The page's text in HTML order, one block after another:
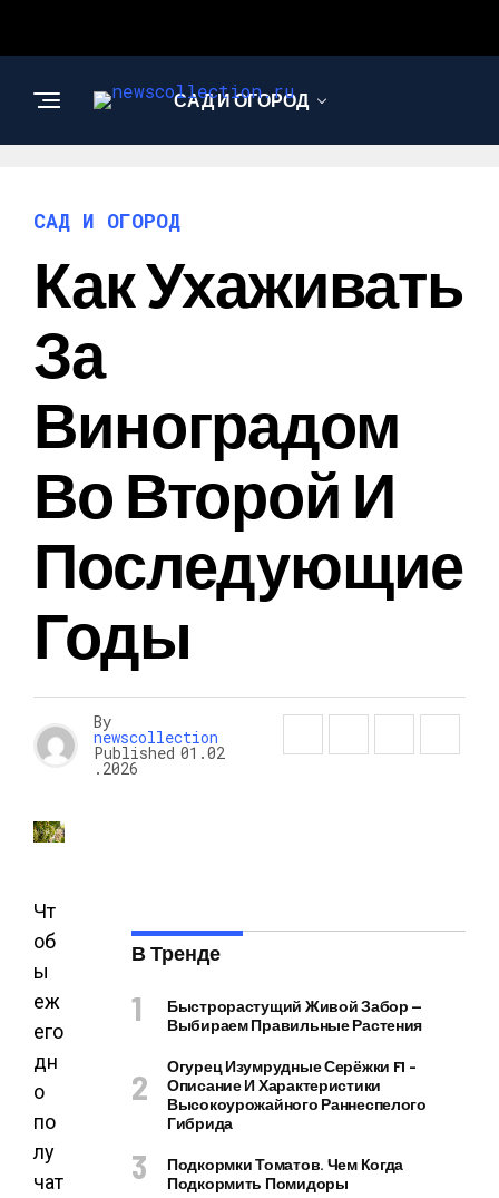
САД И ОГОРОД
САД И ОГОРОД
Как Ухаживать
За
Виноградом
Во Второй И
Последующие
Годы
By
newscollection
Published 01.02
.2026
Чт
об
ы
еж
его
дн
о
по
лу
чат
В Тренде
Быстрорастущий Живой Забор —
Выбираем Правильные Растения
Огурец Изумрудные Серёжки F1 –
Описание И Характеристики
Высокоурожайного Раннеспелого
Гибрида
Подкормки Томатов. Чем Когда
Подкормить Помидоры